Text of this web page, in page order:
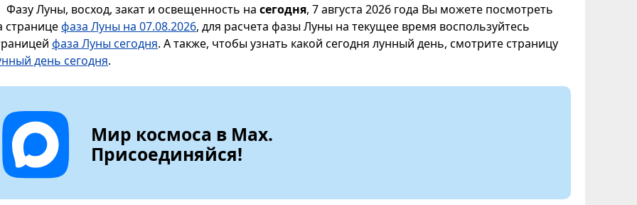
Фазу Луны, восход, закат и освещенность на сегодня, 7 августа 2026 года Вы можете посмотреть
страницефаза Луны на 07.08.2026, для расчета фазы Луны на текущее время воспользуйтесь
фаза Луны сегодня. А также, чтобы узнать какой сегодня лунный день, смотрите страницу
день сегодня.
Мир космоса в Max.
Присоединяйся!